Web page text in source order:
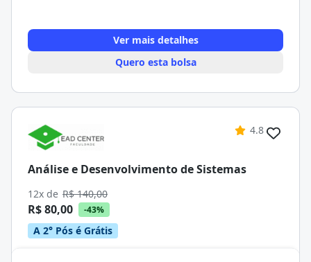
Ver mais detalhes
Quero esta bolsa
4.8
Análise e Desenvolvimento de Sistemas
12x de R$ 140,00
R$ 80,00 -43%
A 2° Pós é Grátis